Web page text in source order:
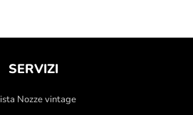
SERVIZI
Nozze vintage